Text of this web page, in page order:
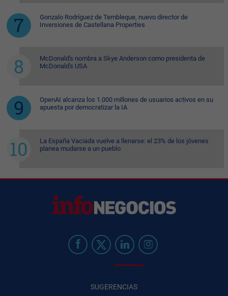
Gonzalo Rodríguez de Tembleque, nuevo director de
Inversiones de Castellana Properties
McDonald's nombra a Skye Anderson como presidenta de
McDonald's USA
OpenAI alcanza los 1.000 millones de usuarios activos en su
apuesta por democratizar la IA
La España Vaciada vuelve a llenarse: el 23% de los jóvenes
planea mudarse a un pueblo
SUGERENCIAS